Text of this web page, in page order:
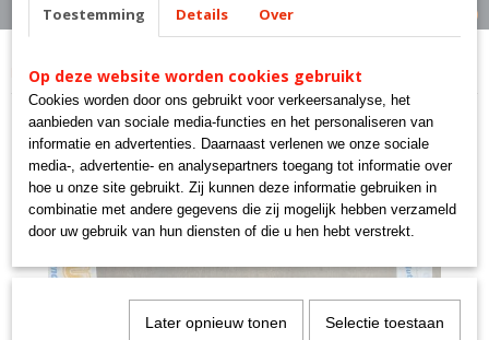
(0)
Home >Cissell parts>F355 cissell parts goud laundry solutions
Toestemming Details Over
Op deze website worden cookies gebruikt
Cookies worden door ons gebruikt voor verkeersanalyse, het
aanbieden van sociale media-functies en het personaliseren van
informatie en advertenties. Daarnaast verlenen we onze sociale
media-, advertentie- en analysepartners toegang tot informatie over
hoe u onze site gebruikt. Zij kunnen deze informatie gebruiken in
combinatie met andere gegevens die zij mogelijk hebben verzameld
door uw gebruik van hun diensten of die u hen hebt verstrekt.
Later opnieuw tonen Selectie toestaan